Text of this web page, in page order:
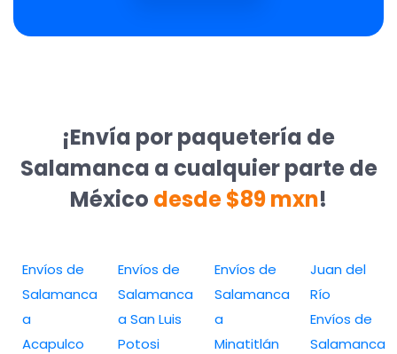
¡Envía por paquetería de
Salamanca a cualquier parte de
México desde $89 mxn!
Envíos de
Salamanca
a
Acapulco
Envíos de
Salamanca
a San Luis
Potosi
Envíos de
Salamanca
a
Minatitlán
Juan del
Río
Envíos de
Salamanca